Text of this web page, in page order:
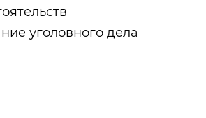
уголовного дела